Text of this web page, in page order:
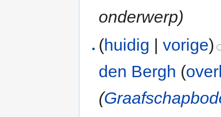
onderwerp)
(huidig |vorige)
den Bergh (
(